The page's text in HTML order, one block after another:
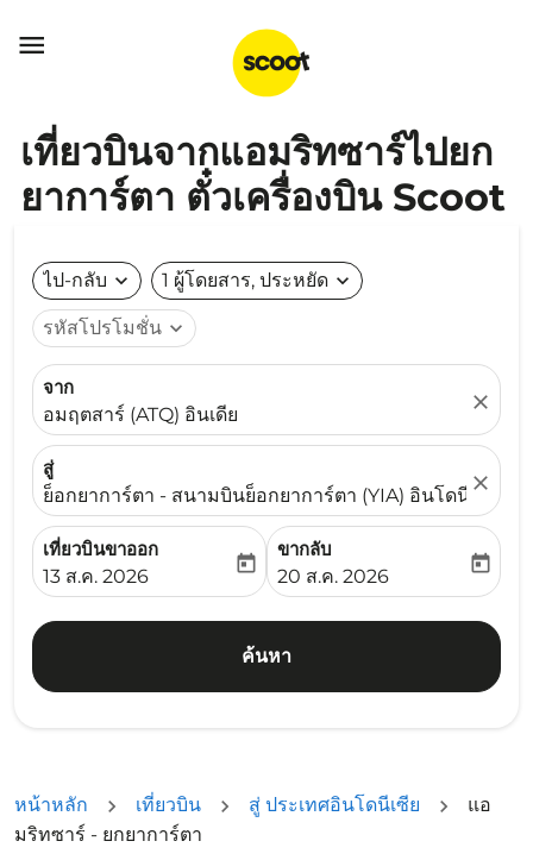

เที่ยวบินจากแอมริทซาร์ไปยก
ยาการ์ตา ตั๋วเครื่องบิน Scoot
ไป-กลับ expand_more 1 ผู้โดยสาร, ประหยัด expand_more
รหัสโปรโมชั่น expand_more
จาก
อมฤตสาร์ (ATQ) อินเดีย
close
สู่
ย็อกยาการ์ตา - สนามบินย็อกยาการ์ตา (YIA) อินโดนีเซีย
close
เที่ยวบินขาออก
fc-booking-departure-date-aria-label
13 ส.ค. 2026
today
ขากลับ
fc-booking-return-date-
20 ส.ค. 2026
today
ค้นหา
หน้าหลัก เที่ยวบิน สู่ ประเทศอินโดนีเซีย
แอ
มริทซาร์ - ยกยาการ์ตา